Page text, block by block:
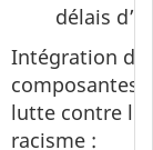
délais
Intégration de
composantes
lutte contre le
racisme :